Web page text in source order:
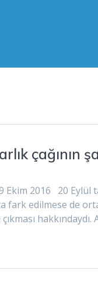
çağının
Ekim 2016 20 Eylül
fark edilmese de
hakkındaydı.